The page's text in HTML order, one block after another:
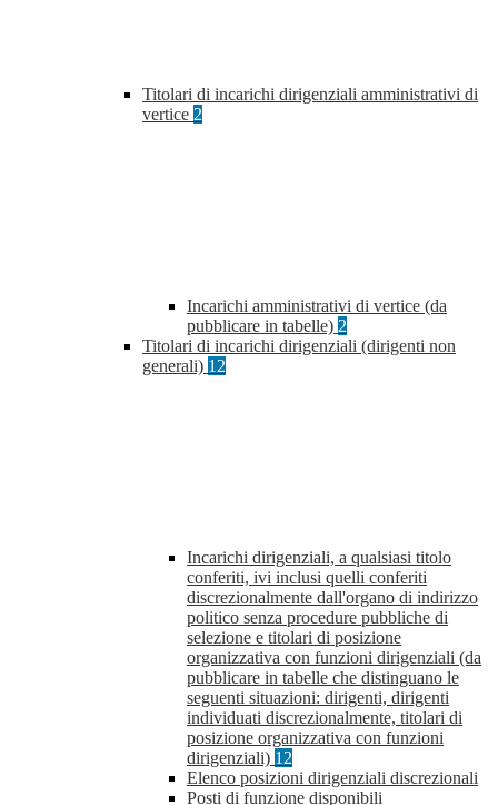
Titolari di incarichi dirigenziali amministrativi di
vertice 2
Incarichi amministrativi di vertice (da
pubblicare in tabelle) 2
Titolari di incarichi dirigenziali (dirigenti non
generali) 12
Incarichi dirigenziali, a qualsiasi titolo
conferiti, ivi inclusi quelli conferiti
discrezionalmente dall'organo di indirizzo
politico senza procedure pubbliche di
selezione e titolari di posizione
organizzativa con funzioni dirigenziali (da
pubblicare in tabelle che distinguano le
seguenti situazioni: dirigenti, dirigenti
individuati discrezionalmente, titolari di
posizione organizzativa con funzioni
dirigenziali) 12
Elenco posizioni dirigenziali discrezionali
Posti di funzione disponibili